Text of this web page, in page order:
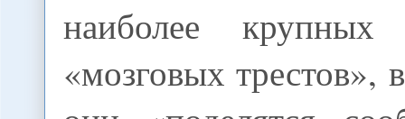
наиболее крупных
«мозговых трестов»,